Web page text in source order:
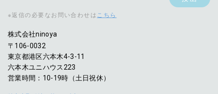
※返信の必要なお問い合わせは こちら
株式会社ninoya
〒106-0032
東京都港区六本木4-3-11
六本木ユニハウス223
営業時間：10-19時（土日祝休）